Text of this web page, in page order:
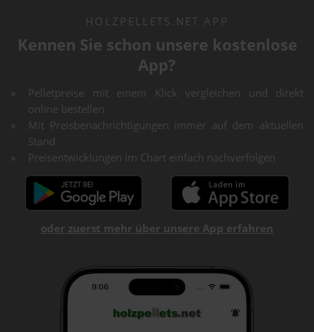
HOLZPELLETS.NET APP
Kennen Sie schon unsere kostenlose
App?
Pelletpreise mit einem Klick vergleichen und direkt
online bestellen
Mit Preisbenachrichtigungen immer auf dem aktuellen
Stand
Preisentwicklungen im Chart einfach nachverfolgen
oder zuerst mehr über unsere App erfahren